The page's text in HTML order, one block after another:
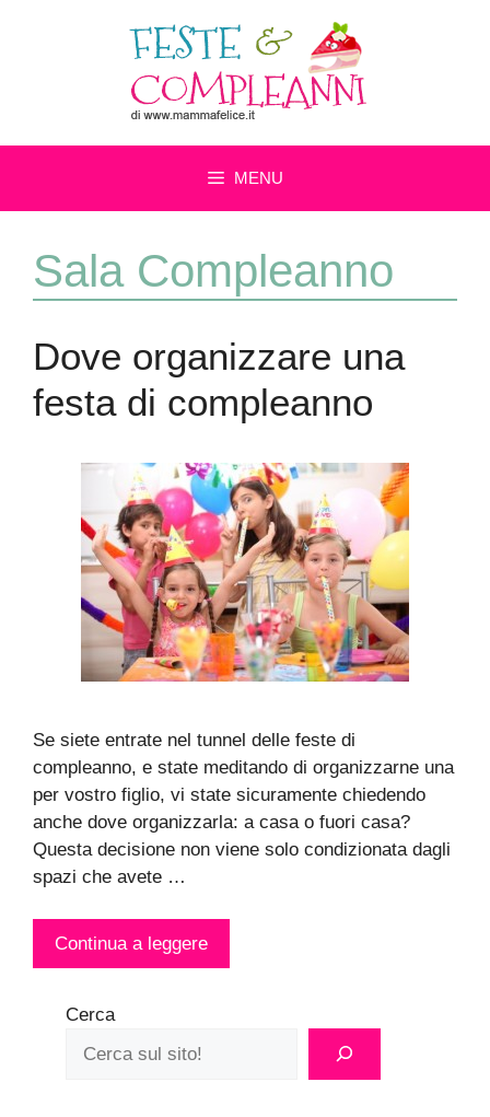
MENU
Sala Compleanno
Dove organizzare una
festa di compleanno
Se siete entrate nel tunnel delle feste di
compleanno, e state meditando di organizzarne una
per vostro figlio, vi state sicuramente chiedendo
anche dove organizzarla: a casa o fuori casa?
Questa decisione non viene solo condizionata dagli
spazi che avete …
Continua a leggere
Cerca